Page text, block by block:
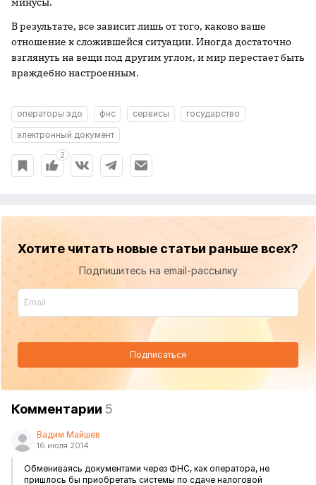
В результате, все зависит лишь от того, каково ваше
отношение к сложившейся ситуации. Иногда достаточно
взглянуть на вещи под другим углом, и мир перестает быть
враждебно настроенным.
операторы эдо фнс сервисы
государство
электронный документ
2
Хотите читать новые статьи раньше всех?
Подпишитесь на email-рассылку
Подписаться
Комментарии 5
Вадим Майшев
16 июля 2014
Обмениваясь документами через ФНС, как оператора, не
пришлось бы приобретать системы по сдаче налоговой